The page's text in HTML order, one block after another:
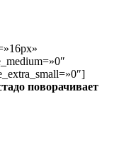
поворачивает